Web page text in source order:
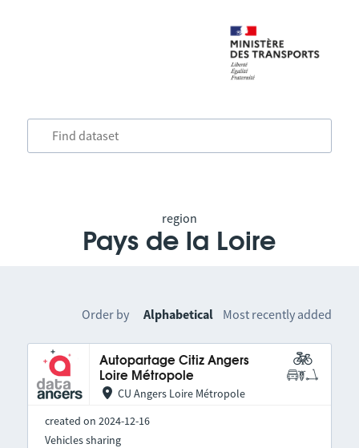
region
Pays de la Loire
Order by Alphabetical Most recently added
Autopartage Citiz Angers
Loire Métropole
CU Angers Loire Métropole
created on 2024-12-16
Vehicles sharing